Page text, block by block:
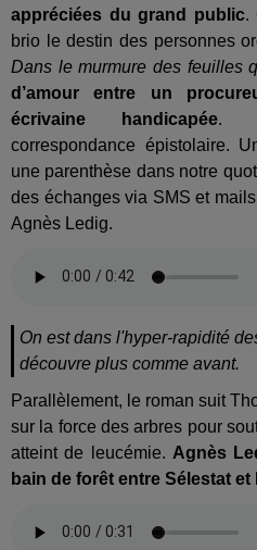
appréciées du grand public.
brio le destin des personnes
Dans le murmure des feuilles
d’amour entre un
écrivaine handicapée.
correspondance épistolaire.
une parenthèse dans notre
des échanges via SMS et
Agnès Ledig.
On est dans l'hyper-rapidité
découvre plus comme avant.
Parallèlement, le roman suit
sur la force des arbres pour
atteint de leucémie. Agnès
bain de forêt entre Sélestat